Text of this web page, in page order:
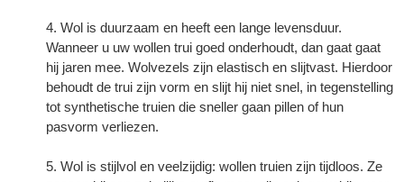
Wol is duurzaam en heeft een lange levensduur.
Wanneer u uw wollen trui goed onderhoudt, dan gaat gaat
hij jaren mee. Wolvezels zijn elastisch en slijtvast. Hierdoor
behoudt de trui zijn vorm en slijt hij niet snel, in tegenstelling
tot synthetische truien die sneller gaan pillen of hun
pasvorm verliezen.
Wol is stijlvol en veelzijdig: wollen truien zijn tijdloos. Ze